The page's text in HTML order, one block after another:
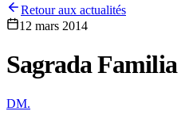
Retour aux actualités
12 mars 2014
Sagrada Familia
DM.